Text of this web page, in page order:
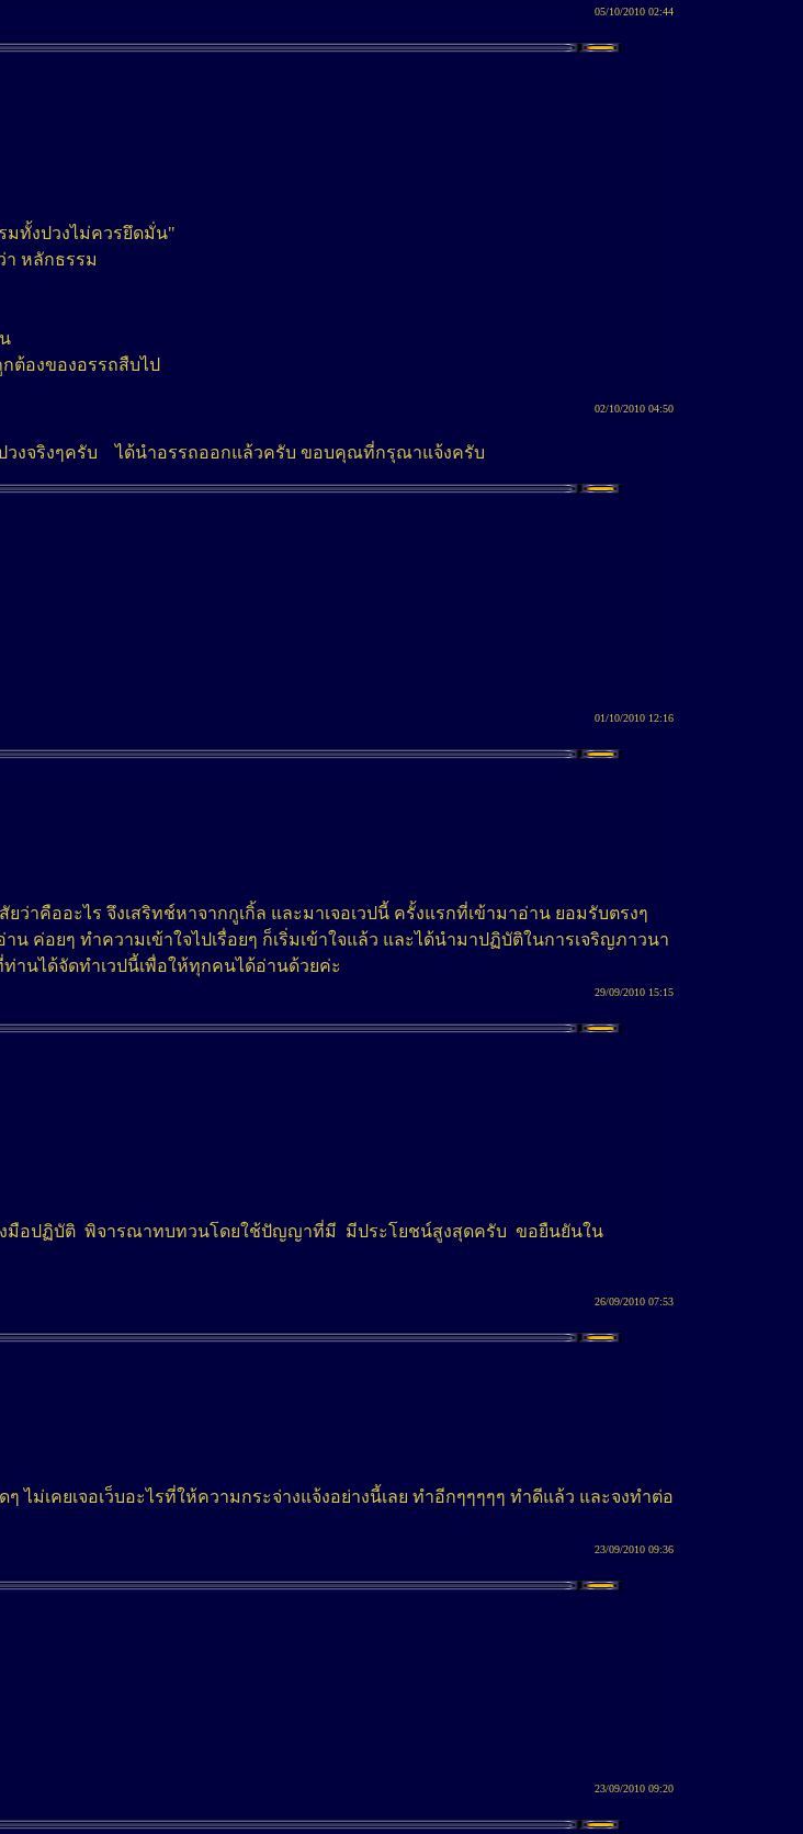
05/10/2010 02:44
มทั้งปวงไม่ควรยึดมั่น"
หลักธรรม
ต้องของอรรถสืบไป
02/10/2010 04:50
ปวงจริงๆครับ ได้นำอรรถออกแล้วครับ ขอบคุณที่กรุณาแจ้งครับ
01/10/2010 12:16
ออะไร จึงเสริทช์หาจากกูเกิ้ล และมาเจอเวปนี้ ครั้งแรกที่เข้ามาอ่าน ยอมรับตรงๆ
ค่อยๆ ทำความเข้าใจไปเรื่อยๆ ก็เริ่มเข้าใจแล้ว และได้นำมาปฏิบัติในการเจริญภาวนา
านได้จัดทำเวปนี้เพื่อให้ทุกคนได้อ่านด้วยค่ะ
29/09/2010 15:15
มือปฏิบัติ พิจารณาทบทวนโดยใช้ปัญญาที่มี มีประโยชน์สูงสุดครับ ขอยืนยันใน
26/09/2010 07:53
คยเจอเว็บอะไรที่ให้ความกระจ่างแจ้งอย่างนี้เลย ทำอีกๆๆๆๆๆ ทำดีแล้ว และจงทำต่อ
23/09/2010 09:36
23/09/2010 09:20